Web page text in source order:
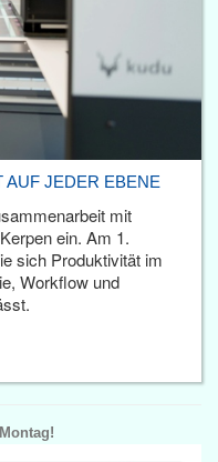
AUF JEDER EBENE
mit
ein. Am 1.
sich Produktivität im
Workflow und